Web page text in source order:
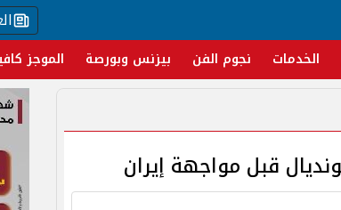
الخدمات نجوم الفن بيزنس وبورصة الموجز